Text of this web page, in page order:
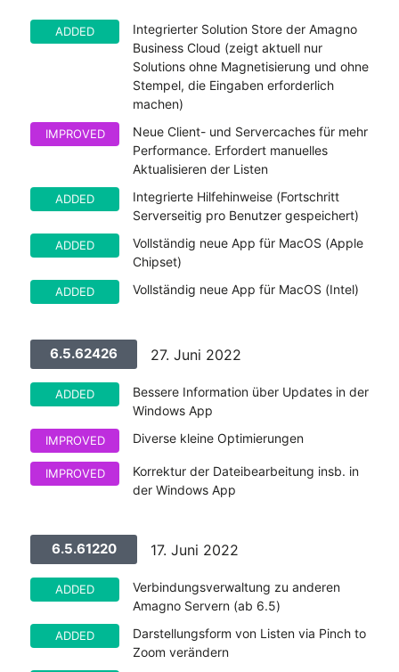
ADDED
Integrierter Solution Store der Amagno
Business Cloud (zeigt aktuell nur
Solutions ohne Magnetisierung und ohne
Stempel, die Eingaben erforderlich
machen)
IMPROVED
Neue Client- und Servercaches für mehr
Performance. Erfordert manuelles
Aktualisieren der Listen
ADDED
Integrierte Hilfehinweise (Fortschritt
Serverseitig pro Benutzer gespeichert)
ADDED
Vollständig neue App für MacOS (Apple
Chipset)
ADDED Vollständig neue App für MacOS (Intel)
6.5.62426 27. Juni 2022
ADDED
Bessere Information über Updates in der
Windows App
IMPROVED Diverse kleine Optimierungen
IMPROVED
Korrektur der Dateibearbeitung insb. in
der Windows App
6.5.61220 17. Juni 2022
ADDED
Verbindungsverwaltung zu anderen
Amagno Servern (ab 6.5)
ADDED
Darstellungsform von Listen via Pinch to
Zoom verändern